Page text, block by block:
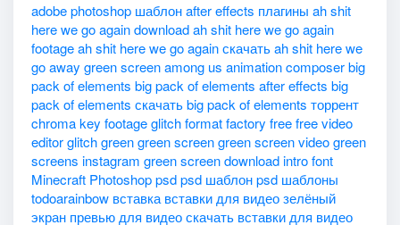
adobe photoshop шаблонafter effects плагины ah shit
here we go again downloadah shit here we go again
footageah shit here we go again скачатьah shit here we
go away green screenamong us animation composerbig
pack of elements big pack of elements after effects big
pack of elements скачатьbig pack of elements торрент
chroma key footage glitchformat factory freefree video
editorglitchgreengreen screengreen screen videogreen
screens instagram green screen downloadintro font
Minecraft Photoshoppsdpsd шаблонpsd шаблоны
todoarainbow вставка вставки для видеозелёный
экран превью для видеоскачать вставки для видео